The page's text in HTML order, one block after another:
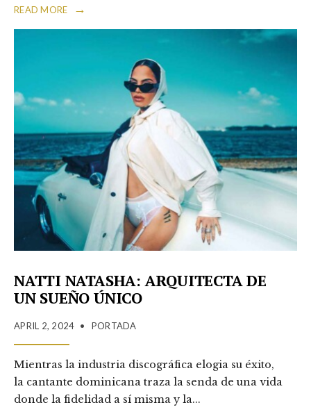
READ MORE →
NATTI NATASHA: ARQUITECTA DE
UN SUEÑO ÚNICO
APRIL 2, 2024 • PORTADA
Mientras la industria discográfica elogia su éxito,
la cantante dominicana traza la senda de una vida
donde la fidelidad a sí misma y la...